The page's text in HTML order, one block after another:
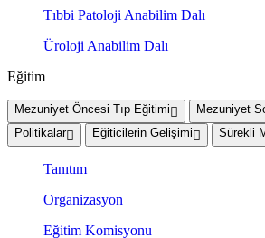
Tıbbi Patoloji Anabilim Dalı
Üroloji Anabilim Dalı
Eğitim
Mezuniyet Öncesi Tıp Eğitimi
Mezuniyet
Politikalar
Eğiticilerin Gelişimi Sürekli
Tanıtım
Organizasyon
Eğitim Komisyonu